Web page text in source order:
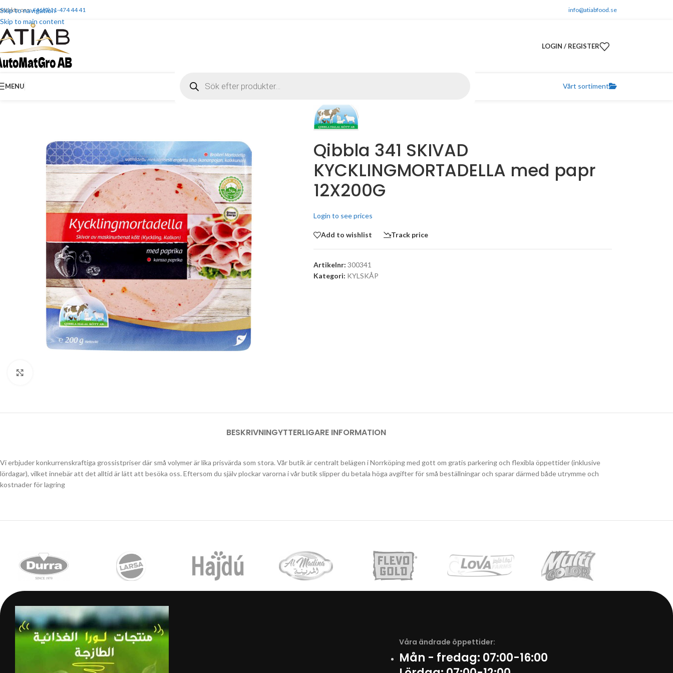
Skip to navigation
Skip to main content
oss:+46(0)11-474 44 41 info@atiabfood.se
LOGIN / REGISTER
MENU Vårt sortiment
Qibbla 341 SKIVAD
KYCKLINGMORTADELLA med papr
12X200G
Login to see prices
Add to wishlist Track price
Artikelnr: 300341
Kategori: KYLSKÅP
BESKRIVNINGYTTERLIGARE INFORMATION
Vi erbjuder konkurrenskraftiga grossistpriser där små volymer är lika prisvärda som stora. Vår butik är centralt belägen i Norrköping med gott om gratis parkering och flexibla öppettider (inklusive
lördagar), vilket innebär att det alltid är lätt att besöka oss. Eftersom du själv plockar varorna i vår butik slipper du betala höga avgifter för små beställningar och sparar därmed både utrymme och
kostnader för lagring
Våra ändrade öppettider:
Mån - fredag: 07:00-16:00